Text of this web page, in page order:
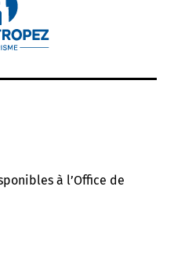
à l’Office de